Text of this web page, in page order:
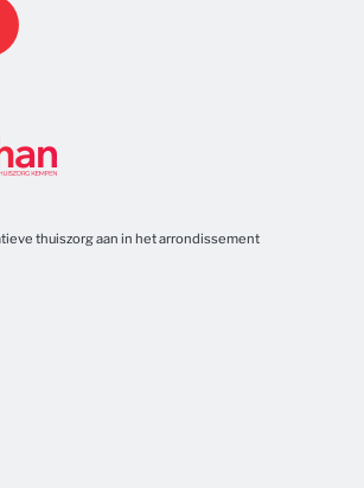
thuiszorg aan in het arrondissement